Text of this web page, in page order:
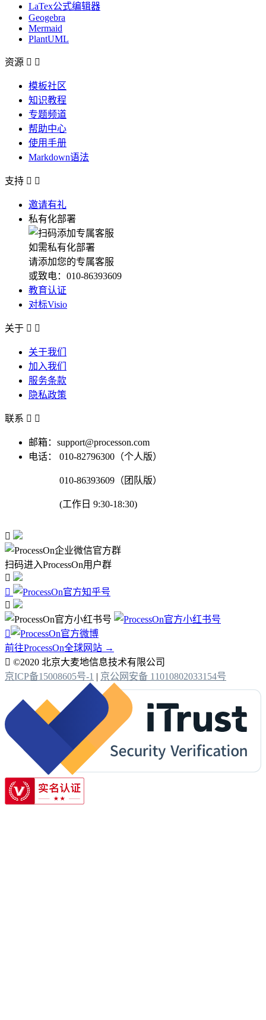
LaTex公式编辑器
Geogebra
Mermaid
PlantUML
资源  
模板社区
知识教程
专题频道
帮助中心
使用手册
Markdown语法
支持  
邀请有礼
私有化部署
如需私有化部署
请添加您的专属客服
或致电：010-86393609
教育认证
对标Visio
关于  
关于我们
加入我们
服务条款
隐私政策
联系  
邮箱：support@processon.com
电话：
010-82796300（个人版）
010-86393609（团队版）
(工作日 9:30-18:30)

扫码进入ProcessOn用户群




前往ProcessOn全球网站 →
 ©2020 北京大麦地信息技术有限公司
京ICP备15008605号-1 | 京公网安备 11010802033154号